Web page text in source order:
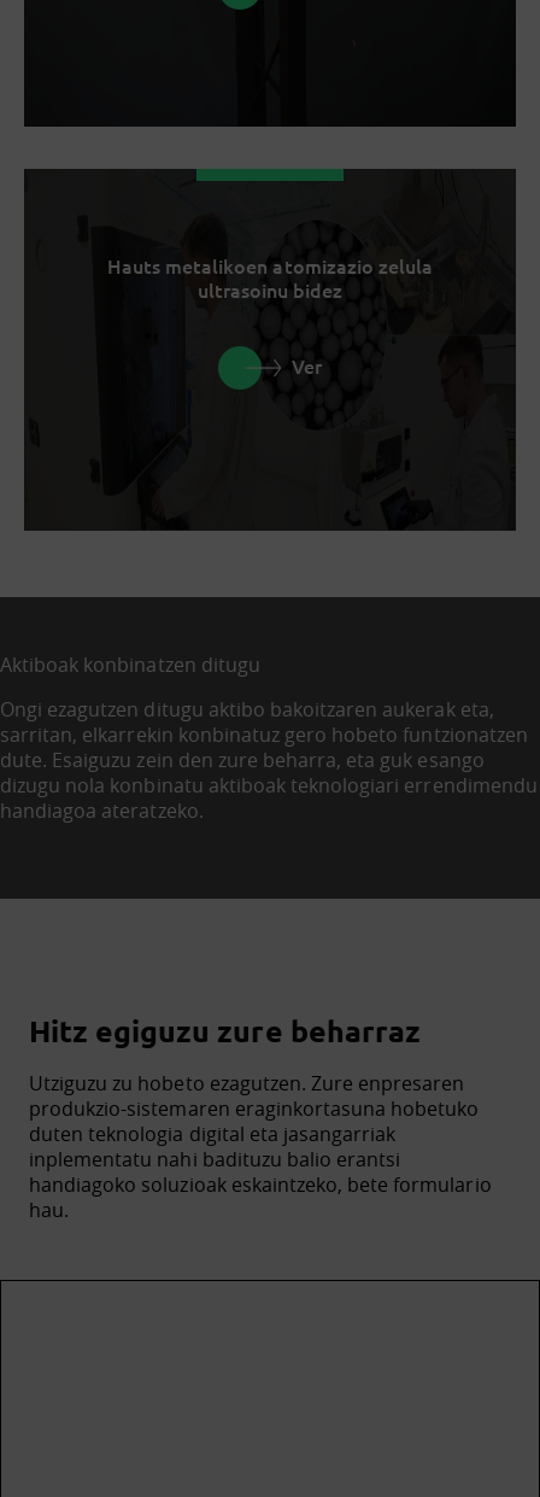
Hauts metalikoen atomizazio zelula
ultrasoinu bidez
Ver
Aktiboak konbinatzen ditugu
Ongi ezagutzen ditugu aktibo bakoitzaren aukerak eta,
sarritan, elkarrekin konbinatuz gero hobeto funtzionatzen
dute. Esaiguzu zein den zure beharra, eta guk esango
dizugu nola konbinatu aktiboak teknologiari errendimendu
handiagoa ateratzeko.
Hitz egiguzu zure beharraz
Utziguzu zu hobeto ezagutzen. Zure enpresaren
produkzio-sistemaren eraginkortasuna hobetuko
duten teknologia digital eta jasangarriak
inplementatu nahi badituzu balio erantsi
handiagoko soluzioak eskaintzeko, bete formulario
hau.